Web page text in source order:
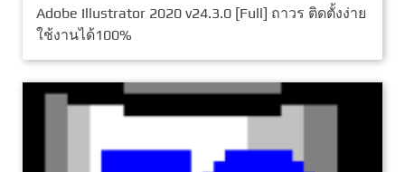
Adobe Illustrator 2020 v24.3.0 [Full] ถาวร ติดตั้งง่าย
ใช้งานได้100%